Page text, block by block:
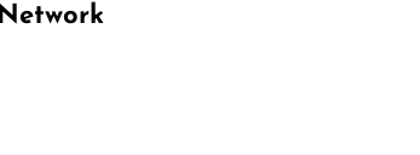
Network